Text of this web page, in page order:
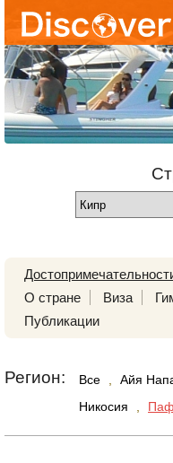
О стране
Виза
Публикации
Регион: Все Айя
Никосия